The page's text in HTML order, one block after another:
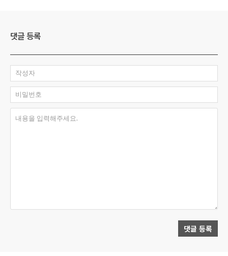
댓글 등록
작성자
비밀번호
내용을 입력해주세요.
댓글 등록